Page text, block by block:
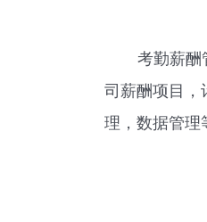
考勤薪
司薪酬项目，
理，数据管理